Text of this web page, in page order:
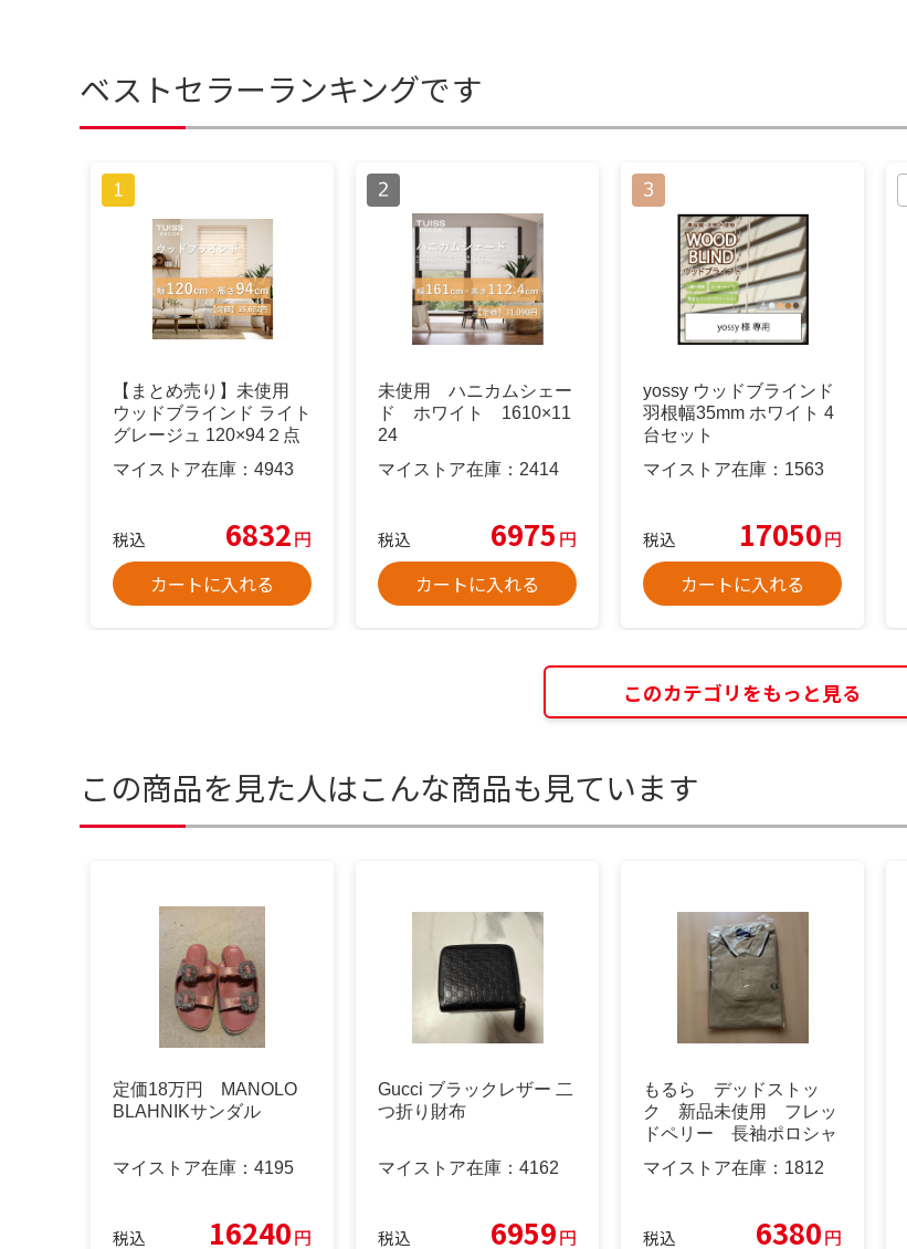
ベストセラーランキングです
【まとめ売り】未使用
ウッドブラインド ライト
グレージュ 120×94２点
マイストア在庫： 4943
税込 6832円
カートに入れる
未使用 ハニカムシェー
ド ホワイト 1610×11
24
マイストア在庫： 2414
税込 6975 円
カートに入れる
yossy ウッドブラインド
羽根幅35mm ホワイト 4
台セット
マイストア在庫： 1563
税込 17050円
カートに入れる
このカテゴリをもっと見る
この商品を見た人はこんな商品も見ています
定価18万円 MANOLO
BLAHNIKサンダル
マイストア在庫： 4195
税込 16240円
Gucci ブラックレザー 二
つ折り財布
マイストア在庫： 4162
税込 6959円
もるら デッドストッ
ク 新品未使用 フレッ
ドペリー 長袖ポロシャ
マイストア在庫： 1812
税込 6380円